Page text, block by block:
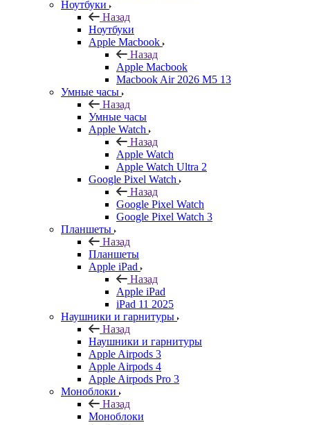
Ноутбуки
Назад
Ноутбуки
Apple Macbook
Назад
Apple Macbook
Macbook Air 2026 M5 13
Умные часы
Назад
Умные часы
Apple Watch
Назад
Apple Watch
Apple Watch Ultra 2
Google Pixel Watch
Назад
Google Pixel Watch
Google Pixel Watch 3
Планшеты
Назад
Планшеты
Apple iPad
Назад
Apple iPad
iPad 11 2025
Наушники и гарнитуры
Назад
Наушники и гарнитуры
Apple Airpods 3
Apple Airpods 4
Apple Airpods Pro 3
Моноблоки
Назад
Моноблоки